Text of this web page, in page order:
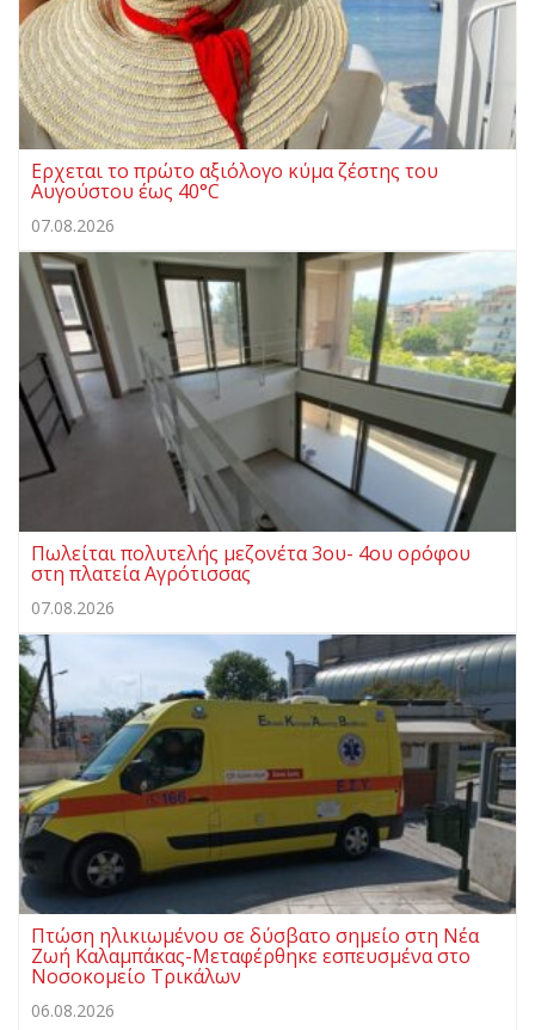
Ερχεται το πρώτο αξιόλογο κύμα ζέστης του
Αυγούστου έως 40°C
07.08.2026
Πωλείται πολυτελής μεζονέτα 3ου- 4ου ορόφου
στη πλατεία Αγρότισσας
07.08.2026
Πτώση ηλικιωμένου σε δύσβατο σημείο στη Νέα
Ζωή Καλαμπάκας-Μεταφέρθηκε εσπευσμένα στο
Νοσοκομείο Τρικάλων
06.08.2026